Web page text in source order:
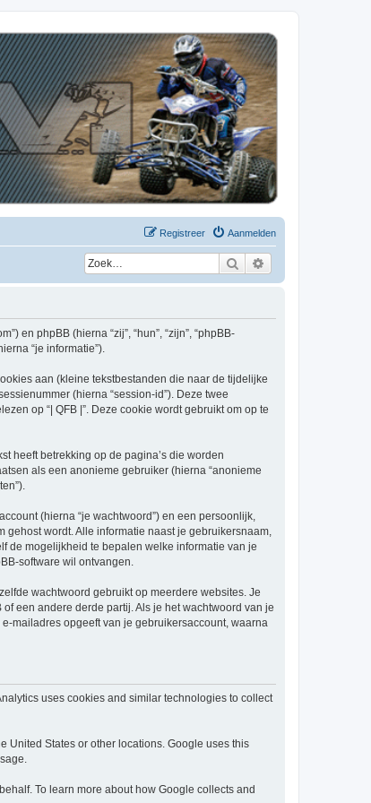
Aanmelden
Registreer
Zoek
en phpBB (hierna “zij”, “hun”, “zijn”, “phpBB-
“je informatie”).
aan (kleine tekstbestanden die naar de tijdelijke
(hierna “session-id”). Deze twee
op “| QFB |”. Deze cookie wordt gebruikt om op te
heeft betrekking op de pagina’s die worden
als een anonieme gebruiker (hierna “anonieme
(hierna “je wachtwoord”) en een persoonlijk,
gehost wordt. Alle informatie naast je gebruikersnaam,
de mogelijkheid te bepalen welke informatie van je
software wil ontvangen.
wachtwoord gebruikt op meerdere websites. Je
een andere derde partij. Als je het wachtwoord van je
mailadres opgeeft van je gebruikersaccount, waarna
uses cookies and similar technologies to collect
United States or other locations. Google uses this
To learn more about how Google collects and